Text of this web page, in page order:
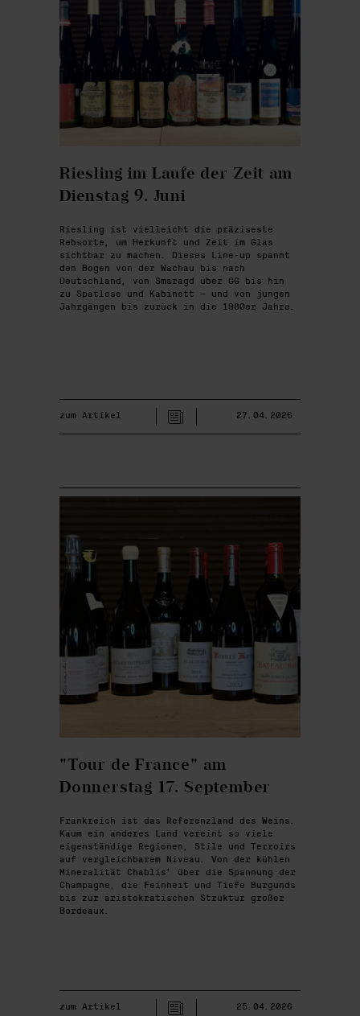
Riesling im Laufe der Zeit am
Dienstag 9. Juni
Riesling ist vielleicht die präziseste
Rebsorte, um Herkunft und Zeit im Glas
sichtbar zu machen. Dieses Line-up spannt
den Bogen von der Wachau bis nach
Deutschland, von Smaragd über GG bis hin
zu Spätlese und Kabinett – und von jungen
Jahrgängen bis zurück in die 1980er Jahre.
zum Artikel 27.04.2026
"Tour de France" am
Donnerstag 17. September
Frankreich ist das Referenzland des Weins.
Kaum ein anderes Land vereint so viele
eigenständige Regionen, Stile und Terroirs
auf vergleichbarem Niveau. Von der kühlen
Mineralität Chablis’ über die Spannung der
Champagne, die Feinheit und Tiefe Burgunds
bis zur aristokratischen Struktur großer
Bordeaux.
zum Artikel 25.04.2026